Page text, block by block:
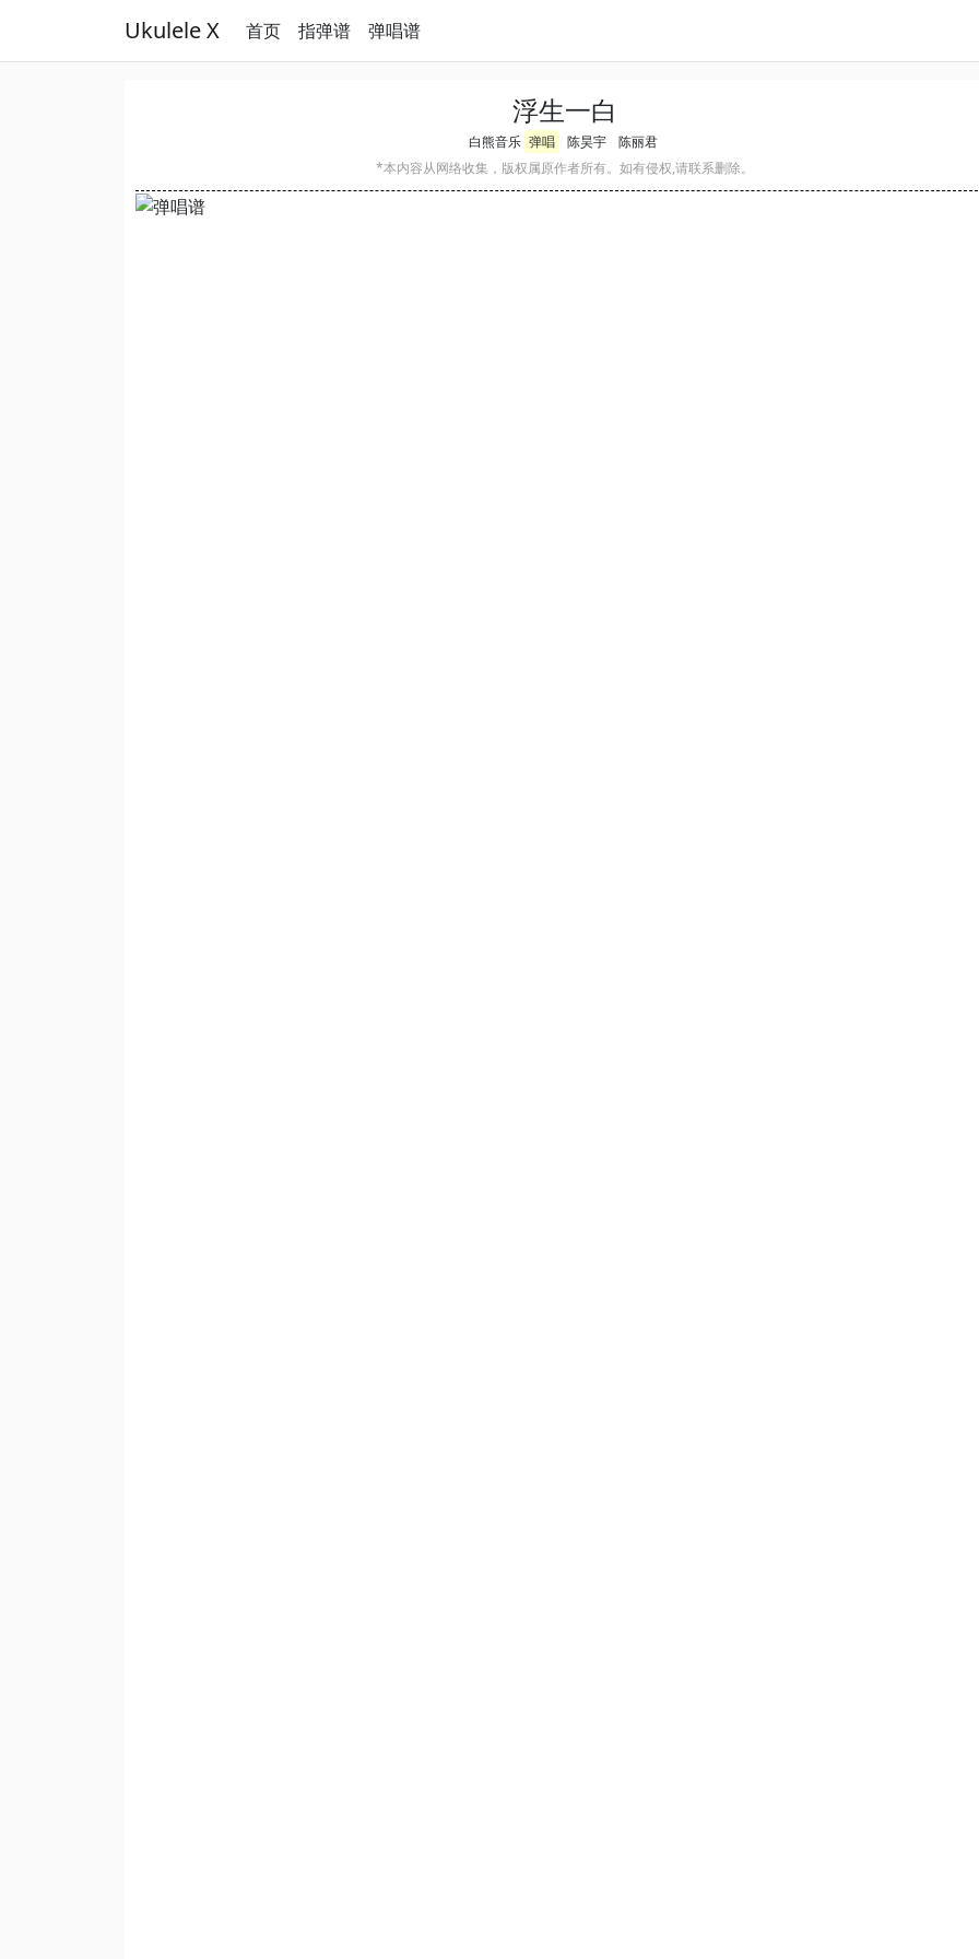
Ukulele X 首页 指弹谱 弹唱谱
浮生一白
白熊音乐 弹唱 陈昊宇
陈丽君
*本内容从网络收集，版权属原作者所有。如有侵权,请联系删除。